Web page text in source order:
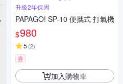
升級2年保固
PAPAGO! SP-10 便攜式 打氣機
$980
5 (2)
券
加入購物車